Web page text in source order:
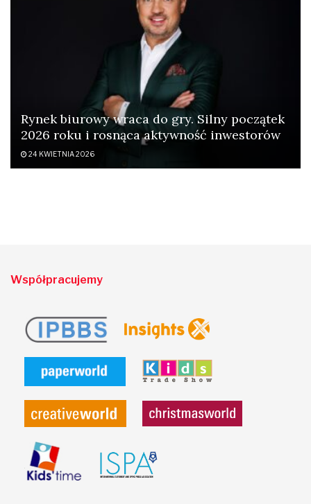
Rynek biurowy wraca do gry. Silny początek
2026 roku i rosnąca aktywność inwestorów
24 KWIETNIA 2026
Współpracujemy